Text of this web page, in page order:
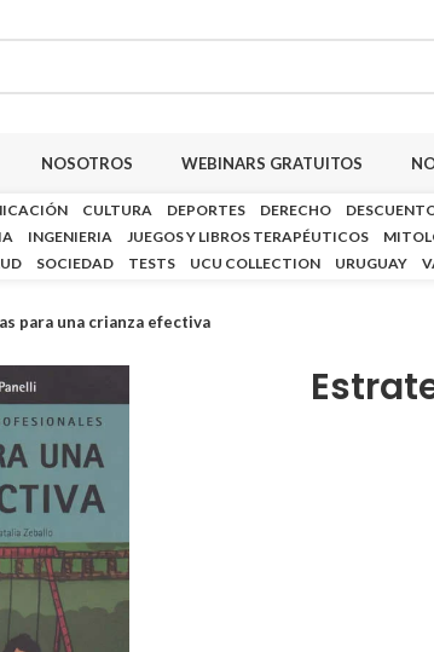
NOSOTROS WEBINARS GRATUITOS
CULTURA DEPORTES DERECHO
INGENIERIA JUEGOS Y LIBROS TERAPÉUTICOS
SOCIEDAD TESTS UCU COLLECTION URUGUAY
para una crianza efectiva